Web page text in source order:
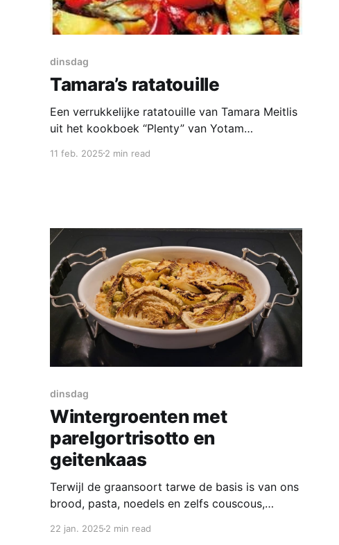
dinsdag
Tamara’s ratatouille
Een verrukkelijke ratatouille van Tamara Meitlis
uit het kookboek “Plenty” van Yotam
haricots verts, courgette en aubergine. Het is
plakjes * halve verse groene
11 feb. 2025 2 min read
dinsdag
Wintergroenten met
parelgortrisotto en
geitenkaas
Terwijl de graansoort tarwe de basis is van ons
brood, pasta, noedels en zelfs couscous,
categorie van vergeten granen. Maar parelgort
22 jan. 2025 2 min read